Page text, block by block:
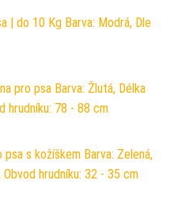
| do 10 Kg Barva: Modrá, Dle
pro psa Barva: Žlutá, Délka
hrudníku: 78 - 88 cm
psa s kožíškem Barva: Zelená,
hrudníku: 32 - 35 cm